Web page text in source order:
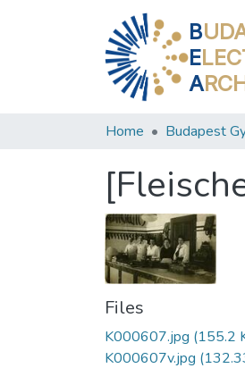
B
E
A
Home Budapest
Files
K000607.jpg (155.2
K000607v.jpg